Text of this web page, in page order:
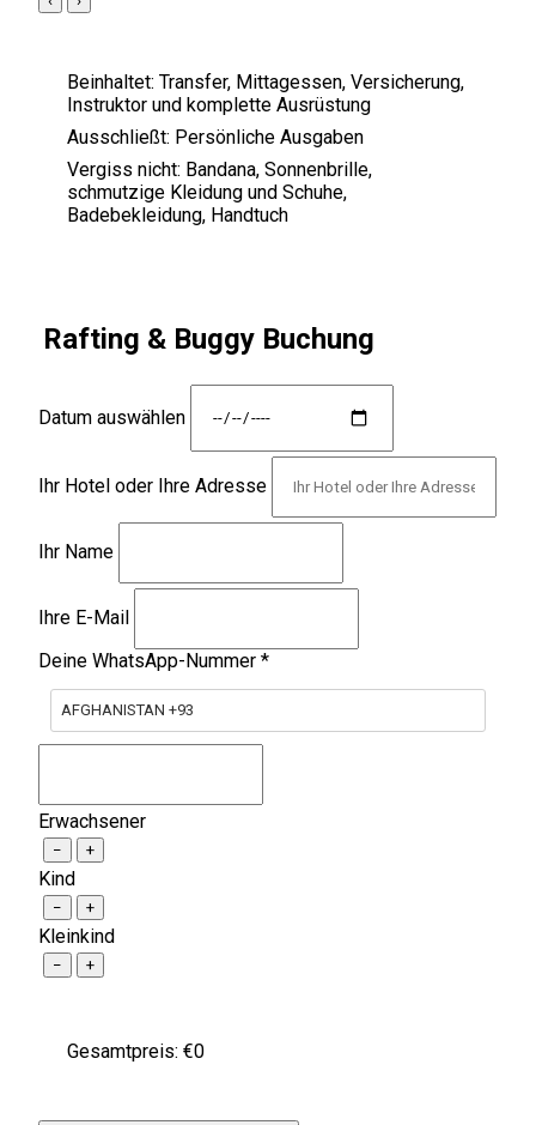
Beinhaltet: Transfer, Mittagessen, Versicherung,
Instruktor und komplette Ausrüstung
Ausschließt: Persönliche Ausgaben
Vergiss nicht: Bandana, Sonnenbrille,
schmutzige Kleidung und Schuhe,
Badebekleidung, Handtuch
Rafting & Buggy Buchung
Datum auswählen
Ihr Hotel oder Ihre Adresse
Ihr Name
Ihre E-Mail
Deine WhatsApp-Nummer *
AFGHANISTAN +93
Erwachsener
− +
Kind
− +
Kleinkind
− +
Gesamtpreis: €0